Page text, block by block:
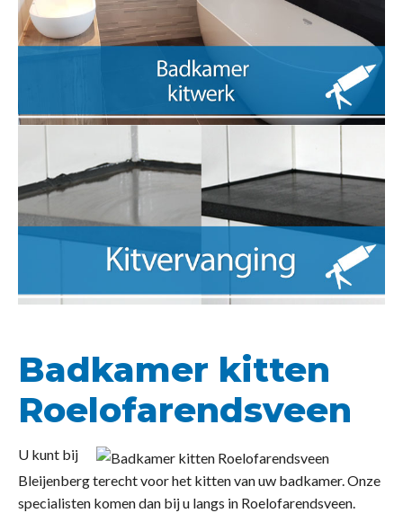
Badkamer kitten
Roelofarendsveen
U kunt bij
Bleijenberg terecht voor het kitten van uw badkamer. Onze
specialisten komen dan bij u langs in Roelofarendsveen.